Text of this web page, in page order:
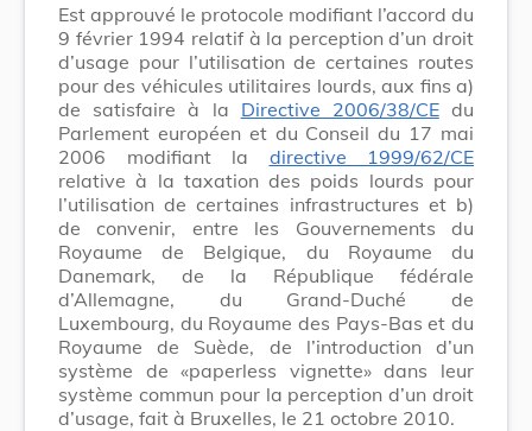
Est approuvé le protocole modifiant l’accord du
9 février 1994 relatif à la perception d’un droit
d’usage pour l’utilisation de certaines routes
pour des véhicules utilitaires lourds, aux fins a)
de satisfaire à la Directive 2006/38/CEdu
Parlement européen et du Conseil du 17 mai
2006 modifiant la directive 1999/62/CE
relative à la taxation des poids lourds pour
l’utilisation de certaines infrastructures et b)
de convenir, entre les Gouvernements du
Royaume de Belgique, du Royaume du
Danemark, de la République fédérale
d’Allemagne, du Grand-Duché de
Luxembourg, du Royaume des Pays-Bas et du
Royaume de Suède, de l’introduction d’un
système de «paperless vignette» dans leur
système commun pour la perception d’un droit
d’usage, fait à Bruxelles, le 21 octobre 2010.